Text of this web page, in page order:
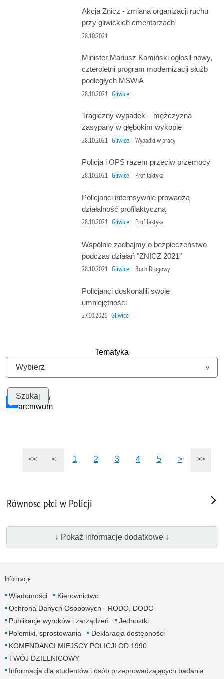
Akcja Znicz - zmiana organizacji ruchu
przy gliwickich cmentarzach
28.10.2021
Minister Mariusz Kamiński ogłosił nowy,
czteroletni program modernizacji służb
podległych MSWiA
28.10.2021 Gliwice
Tragiczny wypadek – mężczyzna
zasypany w głębokim wykopie
28.10.2021 Gliwice Wypadki w pracy
Policja i OPS razem przeciw przemocy
28.10.2021 Gliwice Profilaktyka
Policjanci internsywnie prowadzą
działalność profilaktyczną
28.10.2021 Gliwice Profilaktyka
Wspólnie zadbajmy o bezpieczeństwo
podczas działań "ZNICZ 2021"
28.10.2021 Gliwice Ruch Drogowy
Policjanci doskonalili swoje
umniejętności
27.10.2021 Gliwice
Tematyka
Szukaj w
archiwum
<< < 1 2 3 4 5 > >>
Równosc płci w Policji
↓ Pokaż informacje dodatkowe ↓
Informacje
Wiadomości
Kierownictwo
Ochrona Danych Osobowych - RODO, DODO
Publikacje wyroków i zarządzeń
Jednostki
Polemiki, sprostowania
Deklaracja dostępności
KOMENDANCI MIEJSCY POLICJI OD 1990
TWÓJ DZIELNICOWY
Informacja dla studentów i osób przeprowadzających badania